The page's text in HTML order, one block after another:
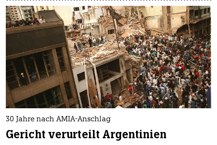
30 Jahre nach AMIA-Anschlag
Gericht verurteilt Argentinien